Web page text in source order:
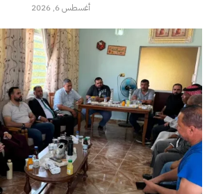
أغسطس 6, 2026